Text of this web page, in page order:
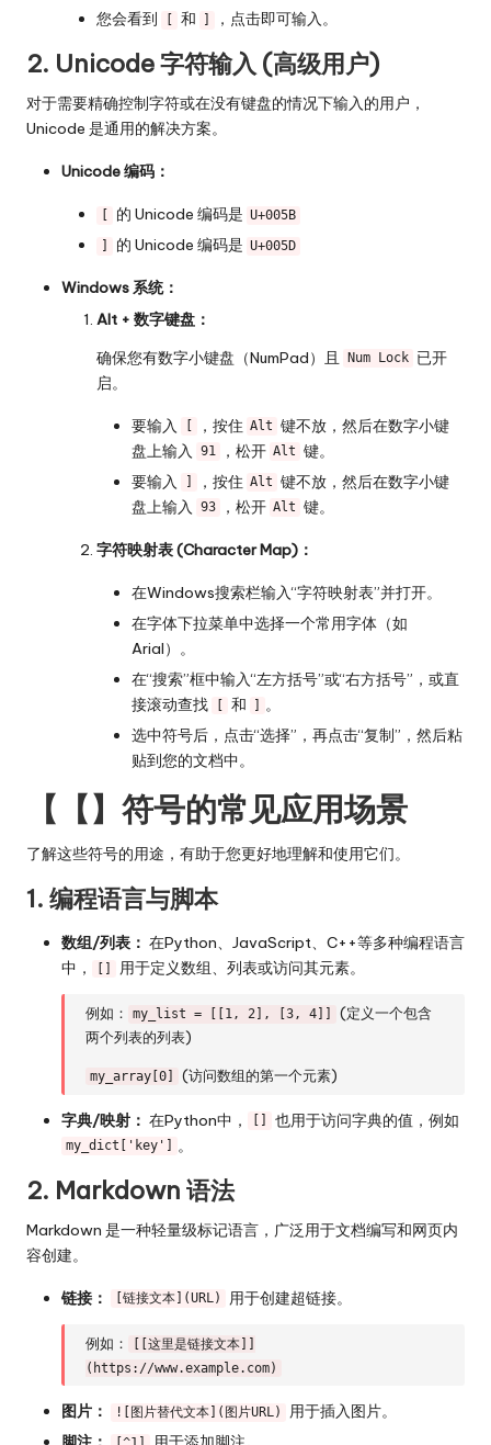
您会看到
和 ，点击即可输入。
2. Unicode 字符输入 (高级用户)
对于需要精确控制字符或在没有键盘的情况下输入的用户，
Unicode 是通用的解决方案。
Unicode 编码：
的 Unicode 编码是 U+005B
的 Unicode 编码是 U+005D
Windows 系统：
Alt + 数字键盘：
确保您有数字小键盘（NumPad）且
Num Lock 已开
启。
要输入 ，按住 Alt 键不放，然后在数字小键
盘上输入
91 ，松开 Alt 键。
要输入
，按住 Alt 键不放，然后在数字小键
盘上输入
93 ，松开 Alt 键。
字符映射表 (Character Map)：
在Windows搜索栏输入“字符映射表”并打开。
在字体下拉菜单中选择一个常用字体（如
Arial）。
在“搜索”框中输入“左方括号”或“右方括号”，或直
接滚动查找
和
。
选中符号后，点击“选择”，再点击“复制”，然后粘
贴到您的文档中。
【【】符号的常见应用场景
了解这些符号的用途，有助于您更好地理解和使用它们。
1. 编程语言与脚本
数组/列表： 在Python、JavaScript、C++等多种编程语言
中，
用于定义数组、列表或访问其元素。
例如： my_list = [[1, 2], [3, 4]]
(定义一个包含
两个列表的列表)
my_array[0] (访问数组的第一个元素)
字典/映射： 在Python中， 也用于访问字典的值，例如
my_dict['key'] 。
2. Markdown 语法
Markdown 是一种轻量级标记语言，广泛用于文档编写和网页内
容创建。
链接： [链接文本](URL) 用于创建超链接。
例如：
[[这里是链接文本]]
(https://www.example.com)
图片： ![图片替代文本](图片URL)
用于插入图片。